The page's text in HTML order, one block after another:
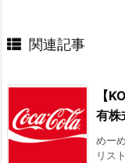
関連記事
【
有株
めー
リス